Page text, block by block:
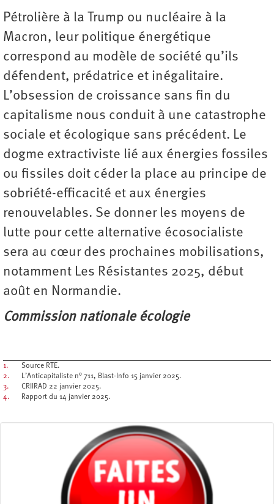
Pétrolière à la Trump ou nucléaire à la
Macron, leur politique énergétique
correspond au modèle de société qu’ils
défendent, prédatrice et inégalitaire.
L’obsession de croissance sans fin du
capitalisme nous conduit à une catastrophe
sociale et écologique sans précédent. Le
dogme extractiviste lié aux énergies fossiles
ou fissiles doit céder la place au principe de
sobriété-efficacité et aux énergies
renouvelables. Se donner les moyens de
lutte pour cette alternative écosocialiste
sera au cœur des prochaines mobilisations,
notamment Les Résistantes 2025, début
août en Normandie.
Commission nationale écologie
1.
Source RTE.
2.
L’Anticapitaliste n° 711, Blast-Info 15 janvier 2025.
3.
CRIIRAD 22 janvier 2025.
4.
Rapport du 14 janvier 2025.